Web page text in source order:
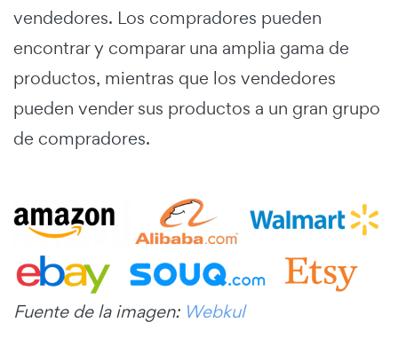
vendedores. Los compradores pueden
encontrar y comparar una amplia gama de
productos, mientras que los vendedores
pueden vender sus productos a un gran grupo
de compradores.
Fuente de la imagen: Webkul